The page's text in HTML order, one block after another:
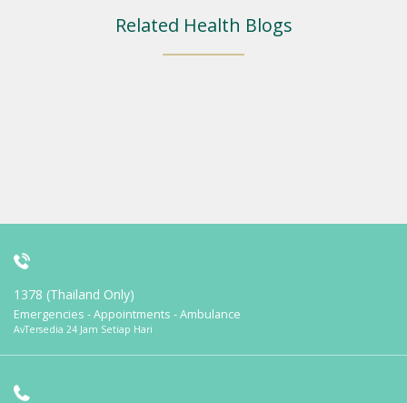
Related Health Blogs
1378 (Thailand Only)
Emergencies - Appointments - Ambulance
AvTersedia 24 Jam Setiap Hari